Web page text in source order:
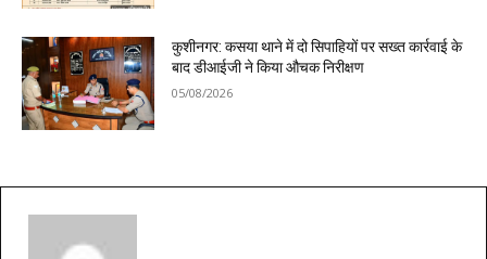
कुशीनगर: कसया थाने में दो सिपाहियों पर सख्त कार्रवाई के
बाद डीआईजी ने किया औचक निरीक्षण
05/08/2026